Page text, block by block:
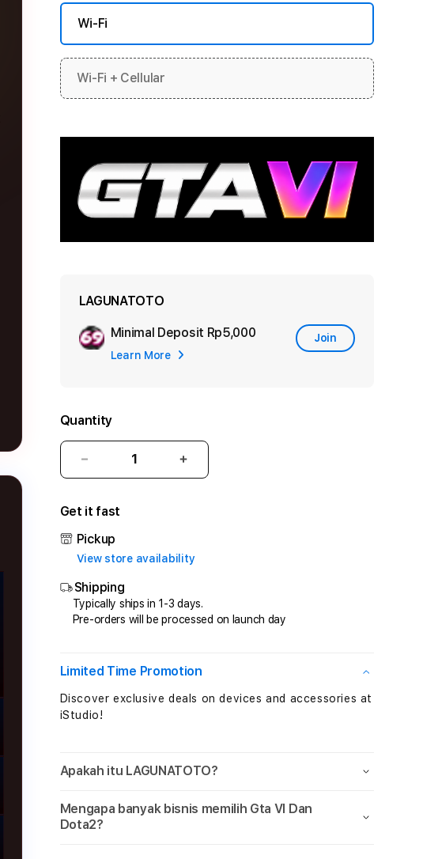
Wi-Fi
Wi-Fi + Cellular
LAGUNATOTO
Minimal Deposit Rp5,000
Learn More
Join
Quantity
Decrease
quantity
LAGUNATOTO
Total
Perkalian
Maxwin
Setiap
Jam
Sensational
Increase
quantity
Maxwin
Jam
Sensational
Get it fast
Pickup
View store availability
Shipping
Typically ships in 1-3 days.
Pre-orders will be processed on launch day
Limited Time Promotion
Discover exclusive deals on devices and accessories at
iStudio!
Apakah itu LAGUNATOTO?
Mengapa banyak bisnis memilih Gta VI Dan
Dota2?